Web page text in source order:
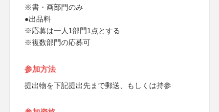
※書・画部門のみ
●出品料
※応募は一人1部門1点とする
※複数部門の応募可
参加方法
提出物を下記提出先まで郵送、もしくは持参